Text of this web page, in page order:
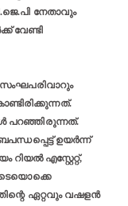
നേതാവും
വേണ്ടി
പറഞ്ഞിരുന്നത്.
ഉയര്‍ന്ന്
എസ്റ്റേറ്റ്,
ഏറ്റവും വഷളന്‍